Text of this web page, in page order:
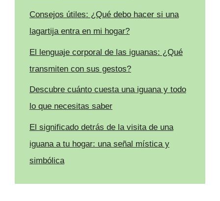
Consejos útiles: ¿Qué debo hacer si una
lagartija entra en mi hogar?
El lenguaje corporal de las iguanas: ¿Qué
transmiten con sus gestos?
Descubre cuánto cuesta una iguana y todo
lo que necesitas saber
El significado detrás de la visita de una
iguana a tu hogar: una señal mística y
simbólica